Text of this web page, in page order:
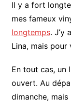
Il y a fort
mes fameux
longtemps. J’y
Lina, mais pour
En tout cas, un
ouvert. Au
dimanche,